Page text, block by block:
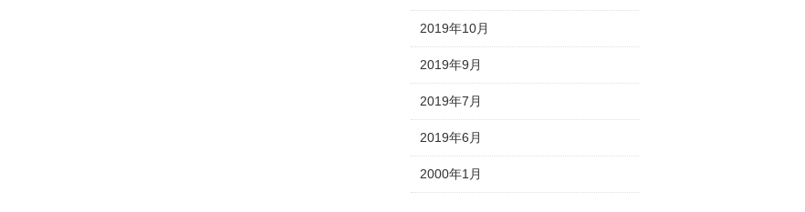
2019年10月
2019年9月
2019年7月
2019年6月
2000年1月